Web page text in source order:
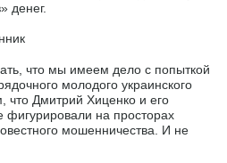
денег.
что мы имеем дело с попыткой
молодого украинского
что Дмитрий Хиценко и его
фигурировали на просторах
мошенничества. И не